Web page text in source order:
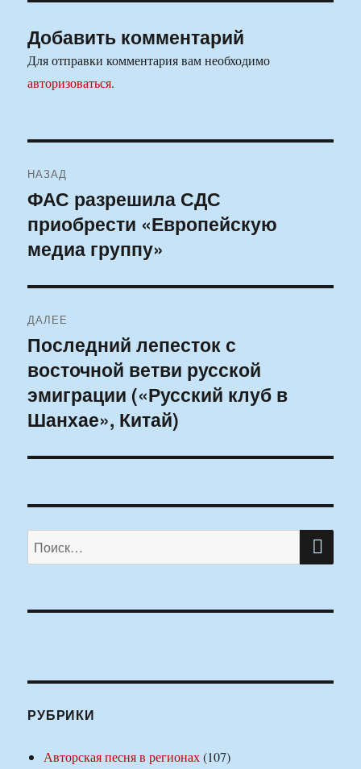
Добавить комментарий
Для отправки комментария вам необходимо
авторизоваться.
по
записям
НАЗАД
Предыдущая
запись:
ФАС разрешила СДС
приобрести «Европейскую
медиа группу»
ДАЛЕЕ
Следующая
запись:
Последний лепесток с
восточной ветви русской
эмиграции («Русский клуб в
Шанхае», Китай)
Искать:
РУБРИКИ
Авторская песня в регионах(107)